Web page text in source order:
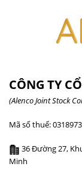
CÔNG TY
(Alenco Joint Stock
Mã số thuế:
36 Đường 27,
Minh